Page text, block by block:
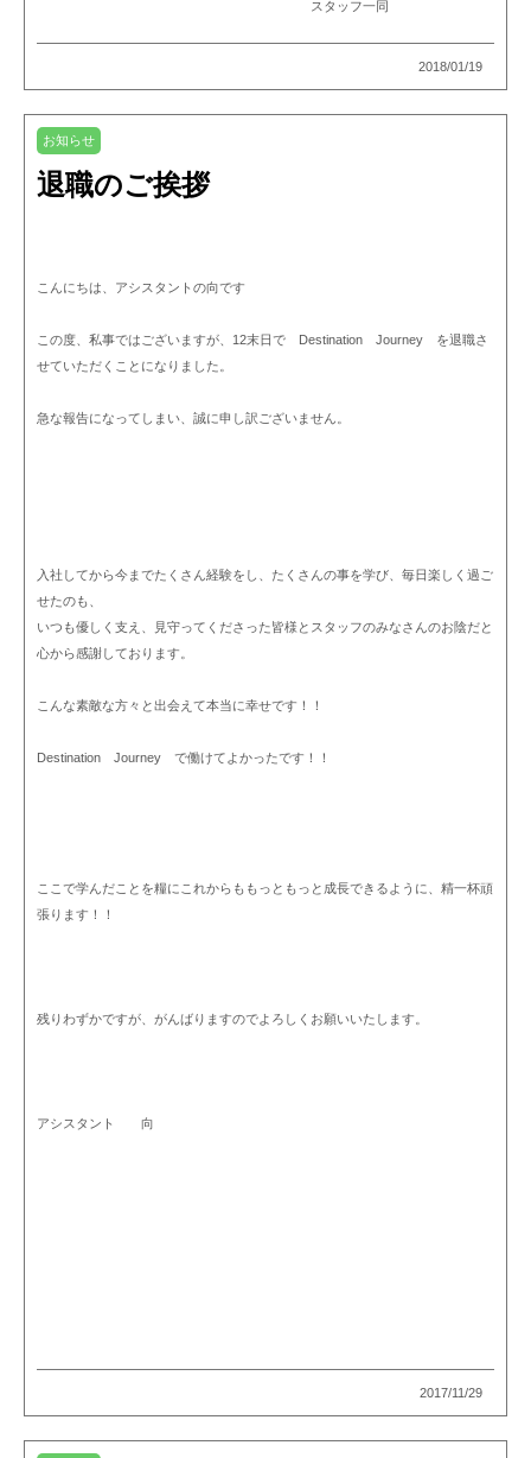
スタッフ一同
2018/01/19
お知らせ
退職のご挨拶
こんにちは、アシスタントの向です
この度、私事ではございますが、12末日で Destination Journey を退職さ
せていただくことになりました。
急な報告になってしまい、誠に申し訳ございません。
入社してから今までたくさん経験をし、たくさんの事を学び、毎日楽しく過ご
せたのも、
いつも優しく支え、見守ってくださった皆様とスタッフのみなさんのお陰だと
心から感謝しております。
こんな素敵な方々と出会えて本当に幸せです！！
Destination Journey で働けてよかったです！！
ここで学んだことを糧にこれからももっともっと成長できるように、精一杯頑
張ります！！
残りわずかですが、がんばりますのでよろしくお願いいたします。
アシスタント 向
2017/11/29